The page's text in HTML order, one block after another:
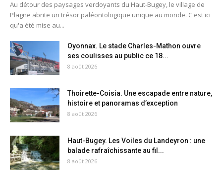
Au détour des paysages verdoyants du Haut-Bugey, le village de
Plagne abrite un trésor paléontologique unique au monde. C'est ici
qu'a été mise au...
Oyonnax. Le stade Charles-Mathon ouvre
ses coulisses au public ce 18...
8 août 2026
Thoirette-Coisia. Une escapade entre nature,
histoire et panoramas d’exception
8 août 2026
Haut-Bugey. Les Voiles du Landeyron : une
balade rafraîchissante au fil...
8 août 2026